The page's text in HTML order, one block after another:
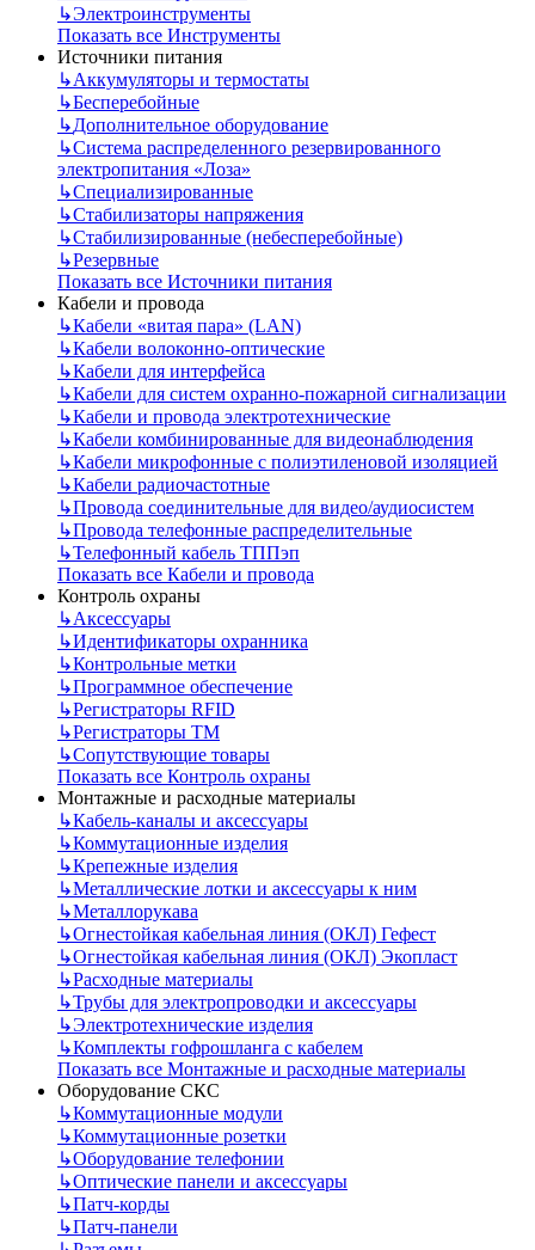
↳Электроинструменты
Показать все Инструменты
Источники питания
↳Аккумуляторы и термостаты
↳Бесперебойные
↳Дополнительное оборудование
↳Система распределенного резервированного
электропитания «Лоза»
↳Специализированные
↳Стабилизаторы напряжения
↳Стабилизированные (небесперебойные)
↳Резервные
Показать все Источники питания
Кабели и провода
↳Кабели «витая пара» (LAN)
↳Кабели волоконно-оптические
↳Кабели для интерфейса
↳Кабели для систем охранно-пожарной сигнализации
↳Кабели и провода электротехнические
↳Кабели комбинированные для видеонаблюдения
↳Кабели микрофонные с полиэтиленовой изоляцией
↳Кабели радиочастотные
↳Провода соединительные для видео/аудиосистем
↳Провода телефонные распределительные
↳Телефонный кабель ТППэп
Показать все Кабели и провода
Контроль охраны
↳Аксессуары
↳Идентификаторы охранника
↳Контрольные метки
↳Программное обеспечение
↳Регистраторы RFID
↳Регистраторы ТМ
↳Сопутствующие товары
Показать все Контроль охраны
Монтажные и расходные материалы
↳Кабель-каналы и аксессуары
↳Коммутационные изделия
↳Крепежные изделия
↳Металлические лотки и аксессуары к ним
↳Металлорукава
↳Огнестойкая кабельная линия (ОКЛ) Гефест
↳Огнестойкая кабельная линия (ОКЛ) Экопласт
↳Расходные материалы
↳Трубы для электропроводки и аксессуары
↳Электротехнические изделия
↳Комплекты гофрошланга с кабелем
Показать все Монтажные и расходные материалы
Оборудование СКС
↳Коммутационные модули
↳Коммутационные розетки
↳Оборудование телефонии
↳Оптические панели и аксессуары
↳Патч-корды
↳Патч-панели